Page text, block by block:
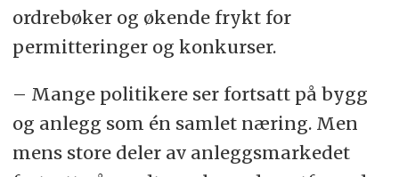
ordrebøker og økende frykt for
permitteringer og konkurser.
– Mange politikere ser fortsatt på bygg
og anlegg som én samlet næring. Men
mens store deler av anleggsmarkedet